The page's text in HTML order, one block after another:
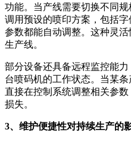
功能。当产线需要切换不同
调用预设的喷印方案，包括
参数都能自动调整。这种灵
生产线。
部分设备还具备远程监控能
台喷码机的工作状态。当某
直接在控制系统调整相关参
损失。
3、维护便捷性对持续生产的